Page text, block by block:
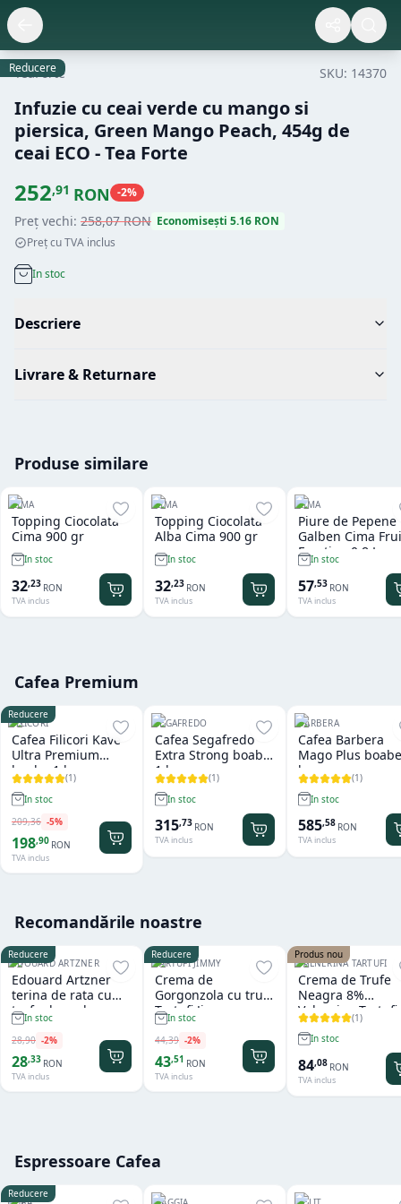
Reducere
TeaForte SKU: 14370
Infuzie cu ceai verde cu mango si
piersica, Green Mango Peach, 454g de
ceai ECO - Tea Forte
252,91 RON -2%
Preț vechi: 258,07RON Economisești 5.16 RON
Preț cu TVA inclus
In stoc
Descriere
Livrare & Returnare
Produse similare
CIMA
Topping Ciocolata
Cima 900 gr
In stoc
32,23 RON
TVA inclus
CIMA
Topping Ciocolata
Alba Cima 900 gr
In stoc
32,23 RON
TVA inclus
CIMA
Piure de Pepene
Galben Cima
Emotion 0.8 L
In stoc
57,53 RON
TVA inclus
Cafea Premium
Reducere
FILICORI
Cafea Filicori Kave
Ultra Premium
boabe 1 kg
(1)
In stoc
209,36 -5%
198,90 RON
TVA inclus
SEGAFREDO
Cafea Segafredo
Extra Strong boabe
1 kg
(1)
In stoc
315,73 RON
TVA inclus
BARBERA
Cafea Barbera
Mago Plus
kg
(1)
In stoc
585,58 RON
TVA inclus
Recomandările noastre
Reducere
EDOUARD ARTZNER
Edouard Artzner
terina de rata cu
trufe de padure
100g
In stoc
28,90 -2%
28,33 RON
TVA inclus
Reducere
TARTUFI JIMMY
Crema de
Gorgonzola cu trufe
Tartufi Jimmy
In stoc
44,39 -2%
43,51 RON
TVA inclus
Produs nou
VALNERINA TARTUFI
Crema de Trufe
Neagra 8%
Valnerina Tartufi
500 gr
(1)
In stoc
84,08 RON
TVA inclus
Espressoare Cafea
Reducere